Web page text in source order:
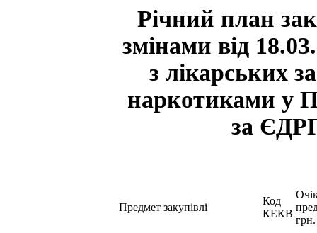
Річний план
змінами від
з лікарських
наркотиками у
за
Предмет закупівлі
Код
КЕКВ
грн.